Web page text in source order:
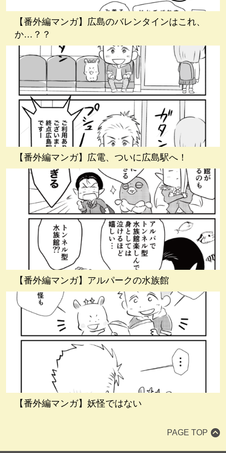
【番外編マンガ】広島のバレンタインはこれ、
か…？？
【番外編マンガ】広電、ついに広島駅へ！
【番外編マンガ】アルパークの水族館
【番外編マンガ】妖怪ではない
PAGE TOP